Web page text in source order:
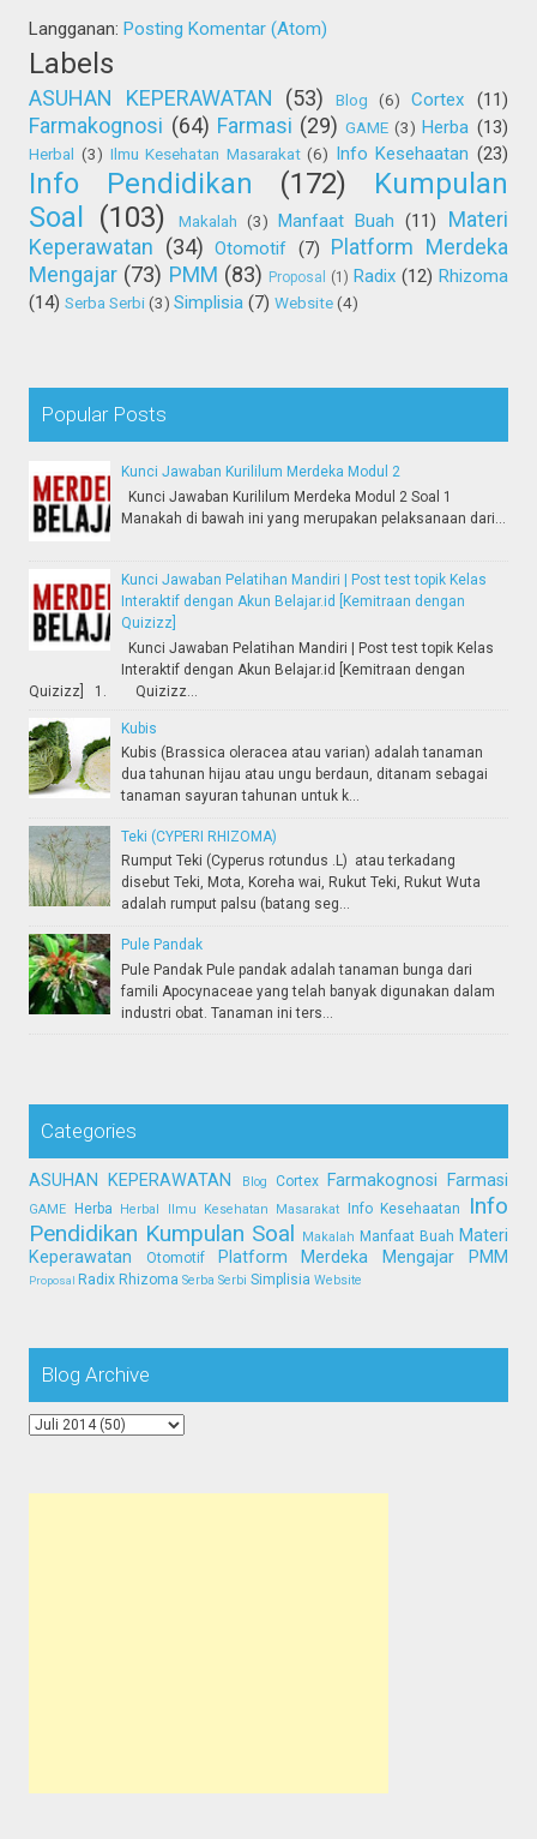
Langganan:Posting Komentar (Atom)
Labels
ASUHAN KEPERAWATAN (53) Blog (6) Cortex (11)
Farmakognosi (64) Farmasi (29) GAME (3) Herba (13)
Herbal (3) Ilmu Kesehatan Masarakat (6) Info Kesehaatan (23)
Info Pendidikan (172)
Kumpulan
Soal
(103) Makalah (3) Manfaat Buah (11)
Materi
Keperawatan (34) Otomotif (7)
Platform Merdeka
Mengajar (73) PMM (83) Proposal (1) Radix (12) Rhizoma
(14) Serba Serbi (3) Simplisia (7) Website (4)
Popular Posts
Kunci Jawaban Kurililum Merdeka Modul 2
Kunci Jawaban Kurililum Merdeka Modul 2 Soal 1
Manakah di bawah ini yang merupakan pelaksanaan dari...
Kunci Jawaban Pelatihan Mandiri | Post test topik Kelas
Interaktif dengan Akun Belajar.id [Kemitraan dengan
Quizizz]
Kunci Jawaban Pelatihan Mandiri | Post test topik Kelas
Interaktif dengan Akun Belajar.id [Kemitraan dengan
Quizizz] 1. Quizizz...
Kubis
Kubis (Brassica oleracea atau varian) adalah tanaman
dua tahunan hijau atau ungu berdaun, ditanam sebagai
tanaman sayuran tahunan untuk k...
Teki (CYPERI RHIZOMA)
Rumput Teki (Cyperus rotundus .L) atau terkadang
disebut Teki, Mota, Koreha wai, Rukut Teki, Rukut Wuta
adalah rumput palsu (batang seg...
Pule Pandak
Pule Pandak Pule pandak adalah tanaman bunga dari
famili Apocynaceae yang telah banyak digunakan dalam
industri obat. Tanaman ini ters...
Categories
ASUHAN KEPERAWATAN Blog Cortex Farmakognosi Farmasi
GAME Herba Herbal Ilmu Kesehatan Masarakat Info Kesehaatan
Info
Pendidikan Kumpulan Soal Makalah Manfaat Buah Materi
Keperawatan
Otomotif Platform Merdeka Mengajar PMM
Proposal Radix Rhizoma Serba Serbi Simplisia Website
Blog Archive